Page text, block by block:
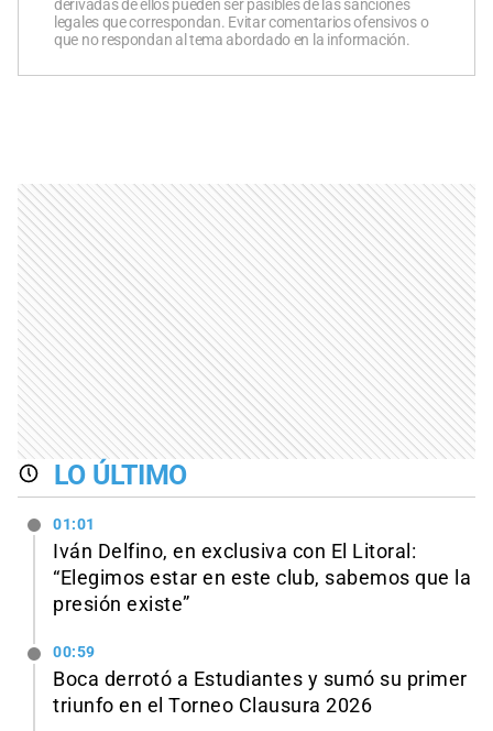
derivadas de ellos pueden ser pasibles de las sanciones
legales que correspondan. Evitar comentarios ofensivos o
que no respondan al tema abordado en la información.
LO ÚLTIMO
01:01
Iván Delfino, en exclusiva con El Litoral:
“Elegimos estar en este club, sabemos que la
presión existe”
00:59
Boca derrotó a Estudiantes y sumó su primer
triunfo en el Torneo Clausura 2026